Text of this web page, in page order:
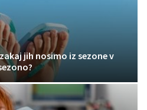
jih nosimo iz sezone v